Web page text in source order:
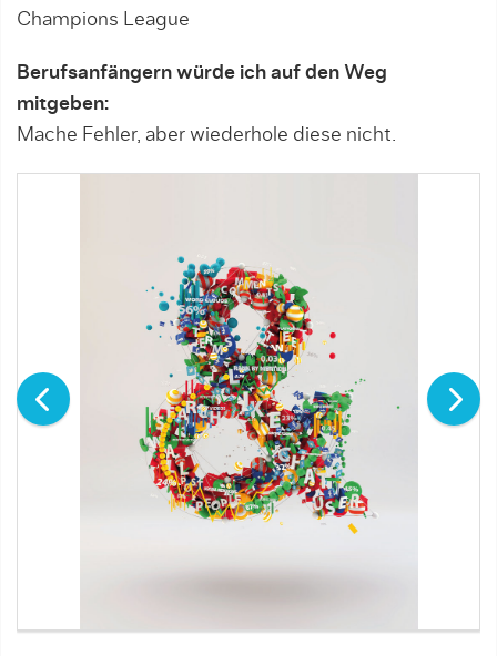
Champions League
Berufsanfängern würde ich auf den Weg
mitgeben:
Mache Fehler, aber wiederhole diese nicht.